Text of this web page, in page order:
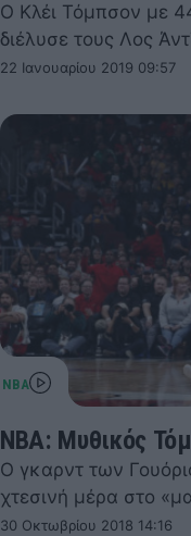
Ο Κλέι Τόμπσον με
διέλυσε τους Λος
22 Ιανουαρίου 2019 09:57
NBA: Μυθικός
Ο γκαρντ των
χτεσινή μέρα στο
30 Οκτωβρίου 2018 14:16